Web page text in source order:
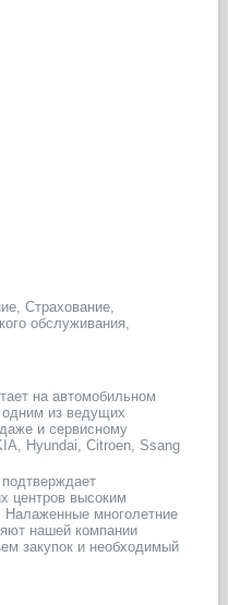
Страхование,
обслуживания,
на автомобильном
одним из ведущих
и сервисному
Hyundai, Citroen, Ssang
центров высоким
Налаженные многолетние
нашей компании
закупок и необходимый